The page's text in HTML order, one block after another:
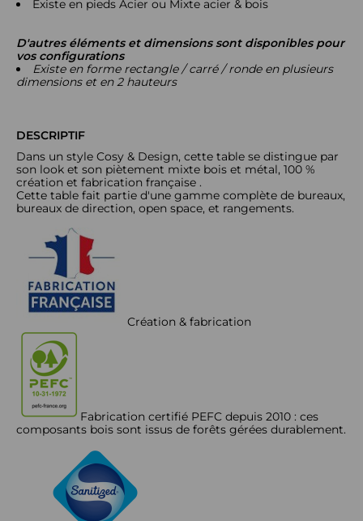
Existe en pieds Acier ou Mixte acier & bois
D'autres éléments et dimensions sont disponibles pour
vos configurations
Existe en forme rectangle / carré / ronde en plusieurs
dimensions et en 2 hauteurs
DESCRIPTIF
Dans un style Cosy & Design, cette table se distingue par
son look et son piètement mixte bois et métal, 100 %
création et fabrication française .
Cette table fait partie d'une gamme complète de bureaux,
bureaux de direction, open space, et rangements.
Création & fabrication
Fabrication certifié PEFC depuis 2010 : ces
composants bois sont issus de forêts gérées durablement.